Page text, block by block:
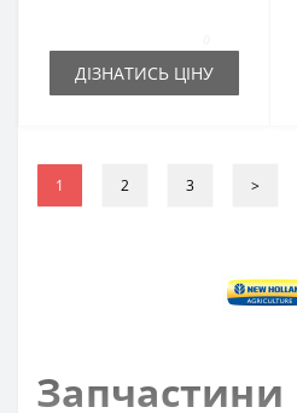
ДІЗНАТИСЬ ЦІНУ
1 2 3 >